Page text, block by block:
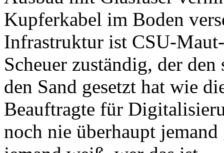
Kupferkabel im Boden
Infrastruktur ist CSU-
Scheuer zuständig, der
den Sand gesetzt hat wie
Beauftragte für
noch nie überhaupt